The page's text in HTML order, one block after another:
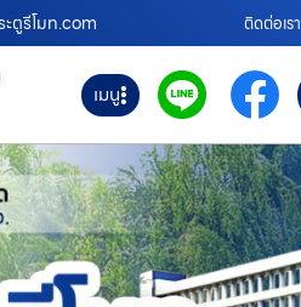
ะตูรีโมท.com ติดต่อเรา
เมนู